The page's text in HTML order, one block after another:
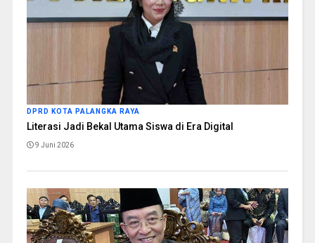
DPRD KOTA PALANGKA RAYA
Literasi Jadi Bekal Utama Siswa di Era Digital
9 Juni 2026